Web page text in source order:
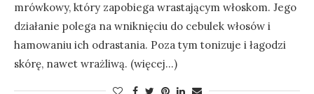
mrówkowy, który zapobiega wrastającym włoskom. Jego
działanie polega na wniknięciu do cebulek włosów i
hamowaniu ich odrastania. Poza tym tonizuje i łagodzi
skórę, nawet wrażliwą. (więcej…)